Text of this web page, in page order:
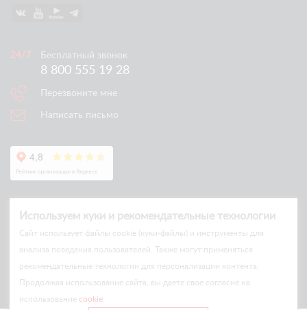
© Arlift 2026
All rights reserved
Бесплатный звонок
8 800 555 19 28
Перезвоните мне
Написать письмо
Используем куки и рекомендательные технологии
Cайт использует файлы cookie (куки-файлы) и инструменты для
анализа поведения пользователей. Также могут применяться
рекомендательные технологии для персонализации контента.
Продолжая использование сайта, вы даете свое согласие на
использование cookie